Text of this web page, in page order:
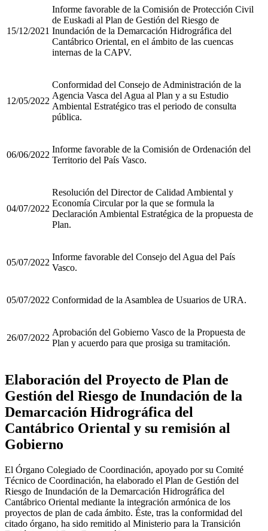
15/12/2021
Informe favorable de la Comisión de Protección Civil
de Euskadi al Plan de Gestión del Riesgo de
Inundación de la Demarcación Hidrográfica del
Cantábrico Oriental, en el ámbito de las cuencas
internas de la CAPV.
12/05/2022
Conformidad del Consejo de Administración de la
Agencia Vasca del Agua al Plan y a su Estudio
Ambiental Estratégico tras el periodo de consulta
pública.
06/06/2022
Informe favorable de la Comisión de Ordenación del
Territorio del País Vasco.
04/07/2022
Resolución del Director de Calidad Ambiental y
Economía Circular por la que se formula la
Declaración Ambiental Estratégica de la propuesta de
Plan.
05/07/2022
Informe favorable del Consejo del Agua del País
Vasco.
05/07/2022 Conformidad de la Asamblea de Usuarios de URA.
26/07/2022
Aprobación del Gobierno Vasco de la Propuesta de
Plan y acuerdo para que prosiga su tramitación.
Elaboración del Proyecto de Plan de
Gestión del Riesgo de Inundación de la
Demarcación Hidrográfica del
Cantábrico Oriental y su remisión al
Gobierno
El Órgano Colegiado de Coordinación, apoyado por su Comité
Técnico de Coordinación, ha elaborado el Plan de Gestión del
Riesgo de Inundación de la Demarcación Hidrográfica del
Cantábrico Oriental mediante la integración armónica de los
proyectos de plan de cada ámbito. Éste, tras la conformidad del
citado órgano, ha sido remitido al Ministerio para la Transición